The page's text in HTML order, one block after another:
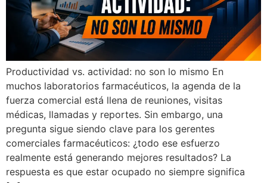
Productividad vs. actividad: no son lo mismo En
muchos laboratorios farmacéuticos, la agenda de la
fuerza comercial está llena de reuniones, visitas
médicas, llamadas y reportes. Sin embargo, una
pregunta sigue siendo clave para los gerentes
comerciales farmacéuticos: ¿todo ese esfuerzo
realmente está generando mejores resultados? La
respuesta es que estar ocupado no siempre significa